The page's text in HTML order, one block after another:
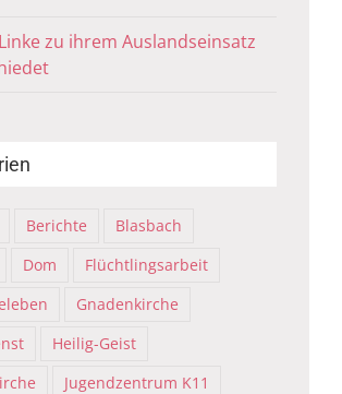
zu ihrem Auslandseinsatz
Berichte
Blasbach
Dom
Flüchtlingsarbeit
Gnadenkirche
Heilig-Geist
Jugendzentrum K11